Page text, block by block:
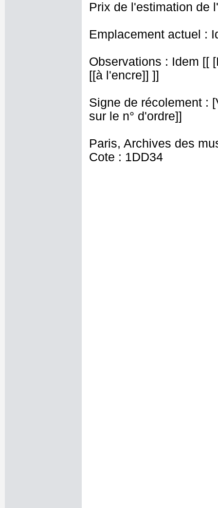
Prix de l'estimation de
Emplacement actuel :
Observations : Idem [[
[[à l'encre]] ]]
Signe de récolement :
sur le n° d'ordre]]
Paris, Archives des
Cote : 1DD34